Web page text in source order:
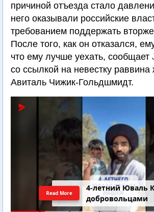
причиной отъезда стало
него оказывали российские
требованием поддержать
После того, как он отказался,
что ему лучше уехать, сообщает
со ссылкой на невестку раввина
Авиталь Чижик-Гольдшмидт.
4-летний Юваль
добровольцами
Read More